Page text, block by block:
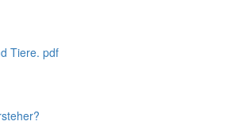
Tiere. pdf